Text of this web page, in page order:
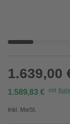
1.639,00
1.589,83 € mit
Inkl. MwSt.